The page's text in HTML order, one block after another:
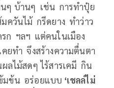
ๆ บ้านๆ เช่น การทำปุ๋ย
ควันไม้ กรีดยาง ทำว่าว
ก ฯลฯ แต่คนในเมือง
ยทำ จึงสร้างความตื่นตา
ลไม้สดๆ ไร้สารเคมี กิน
มข้น อร่อยแบบ ‘เชลล์ไม่